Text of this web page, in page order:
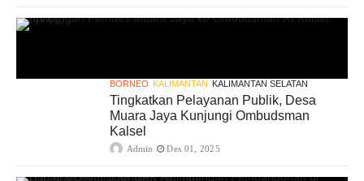
BORNEO KALIMANTAN KALIMANTAN SELATAN
Tingkatkan Pelayanan Publik, Desa
Muara Jaya Kunjungi Ombudsman
Kalsel
Admin Des 01, 2025